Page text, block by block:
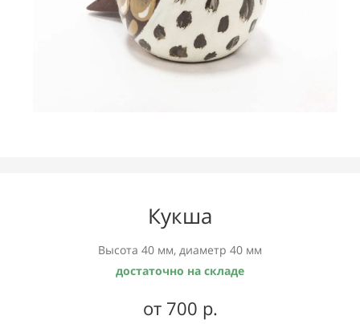
Кукша
Высота 40 мм, диаметр 40 мм
достаточно на складе
от 700 р.